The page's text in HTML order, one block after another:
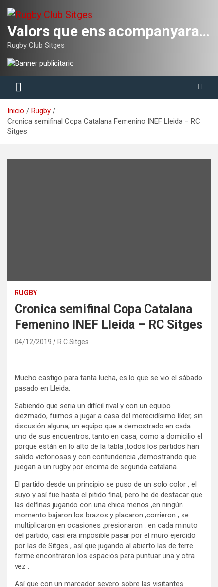
contenido
Valors que ens acompanyaran tota la vida
Rugby Club Sitges
Inicio
Rugby
Cronica semifinal Copa Catalana Femenino INEF Lleida – RC
Sitges
RUGBY
Cronica semifinal Copa Catalana
Femenino INEF Lleida – RC Sitges
04/12/2019 R.C.Sitges
Mucho castigo para tanta lucha, es lo que se vio el sábado
pasado en Lleida.
Sabiendo que seria un difícil rival y con un equipo
diezmado, fuimos a jugar a casa del merecidísimo líder, sin
discusión alguna, un equipo que a demostrado en cada
uno de sus encuentros, tanto en casa, como a domicilio el
porque están en lo alto de la tabla ,todos los partidos han
salido victoriosas y con contundencia ,demostrando que
juegan a un rugby por encima de segunda catalana.
El partido desde un principio se puso de un solo color , el
suyo y así fue hasta el pitido final, pero he de destacar que
las delfinas jugando con una chica menos ,en ningún
momento bajaron los brazos y placaron ,corrieron , se
multiplicaron en ocasiones ,presionaron , en cada minuto
del partido, casi era imposible pasar por el muro ejercido
por las de Sitges , así que jugando al abierto las de terre
ferme encontraron los espacios para puntuar una y otra
vez .
Así que con un marcador severo sobre las visitantes